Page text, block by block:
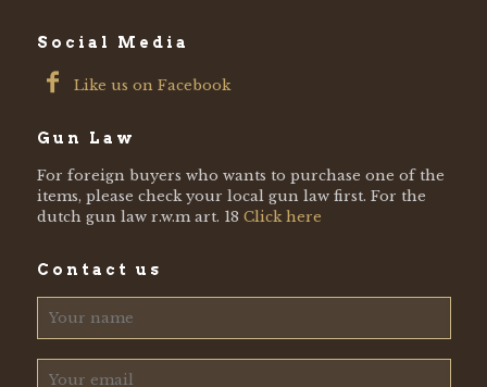
Social Media
Like us on Facebook
Gun Law
For foreign buyers who wants to purchase one of the
items, please check your local gun law first. For the
dutch gun law r.w.m art. 18 Click here
Contact us